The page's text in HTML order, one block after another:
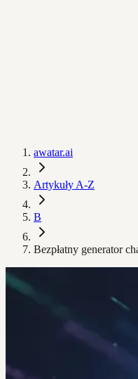
awatar.ai
Artykuły A-Z
B
Bezpłatny generator